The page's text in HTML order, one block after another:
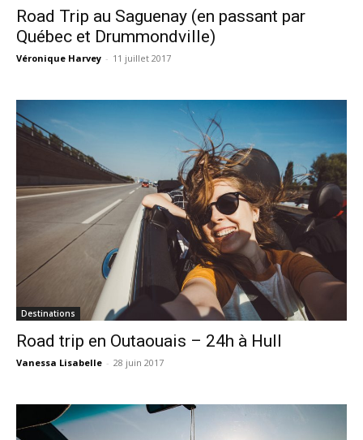
Road Trip au Saguenay (en passant par
Québec et Drummondville)
Véronique Harvey - 11 juillet 2017
Destinations
Road trip en Outaouais – 24h à Hull
Vanessa Lisabelle - 28 juin 2017